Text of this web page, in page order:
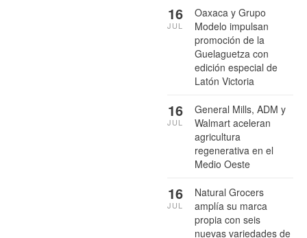
Oaxaca y Grupo
Modelo impulsan
promoción de la
Guelaguetza con
edición especial de
Latón Victoria
16
JUL
General Mills, ADM y
Walmart aceleran
agricultura
regenerativa en el
Medio Oeste
16
JUL
Natural Grocers
amplía su marca
propia con seis
nuevas variedades de
16
JUL